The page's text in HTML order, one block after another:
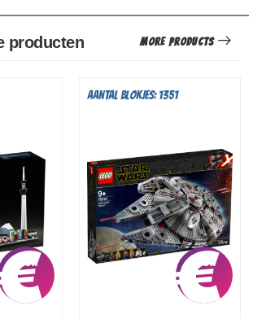
producten More Products
5,25
Aantal blokjes: 1351
€